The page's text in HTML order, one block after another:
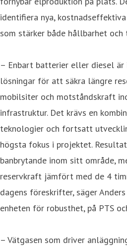
identifiera nya,
som stärker både hållbarhet
– Enbart batterier eller diesel
lösningar för att säkra längre
mobilsiter och motståndskraft
infrastruktur. Det krävs en
teknologier och fortsatt
högsta fokus i projektet.
banbrytande inom sitt område,
reservkraft jämfört med de 4
dagens föreskrifter, säger
enheten för robusthet, på PTS
– Vätgasen som driver